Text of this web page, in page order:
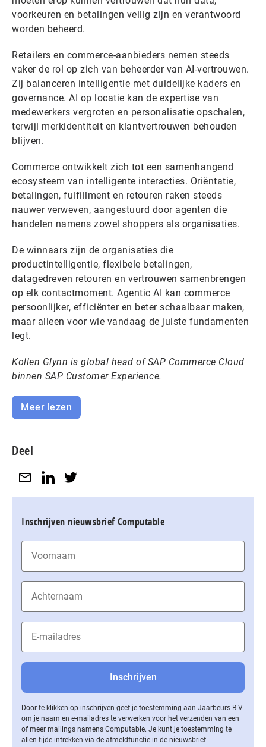
voorkeuren en betalingen veilig zijn en verantwoord
worden beheerd.
Retailers en commerce-aanbieders nemen steeds
vaker de rol op zich van beheerder van AI-vertrouwen.
Zij balanceren intelligentie met duidelijke kaders en
governance. AI op locatie kan de expertise van
medewerkers vergroten en personalisatie opschalen,
terwijl merkidentiteit en klantvertrouwen behouden
blijven.
Commerce ontwikkelt zich tot een samenhangend
ecosysteem van intelligente interacties. Oriëntatie,
betalingen, fulfillment en retouren raken steeds
nauwer verweven, aangestuurd door agenten die
handelen namens zowel shoppers als organisaties.
De winnaars zijn de organisaties die
productintelligentie, flexibele betalingen,
datagedreven retouren en vertrouwen samenbrengen
op elk contactmoment. Agentic AI kan commerce
persoonlijker, efficiënter en beter schaalbaar maken,
maar alleen voor wie vandaag de juiste fundamenten
legt.
Kollen Glynn is global head of SAP Commerce Cloud
binnen SAP Customer Experience.
Meer lezen
Deel
Inschrijven nieuwsbrief Computable
Door te klikken op inschrijven geef je toestemming aan Jaarbeurs B.V.
om je naam en e-mailadres te verwerken voor het verzenden van een
of meer mailings namens Computable. Je kunt je toestemming te
allen tijde intrekken via de af­meld­func­tie in de nieuwsbrief.